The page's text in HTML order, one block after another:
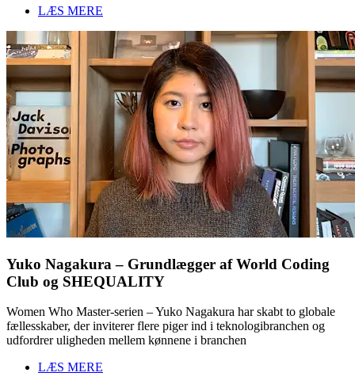
LÆS MERE
Yuko Nagakura – Grundlægger af World Coding
Club og SHEQUALITY
Women Who Master-serien – Yuko Nagakura har skabt to globale
fællesskaber, der inviterer flere piger ind i teknologibranchen og
udfordrer uligheden mellem kønnene i branchen
LÆS MERE